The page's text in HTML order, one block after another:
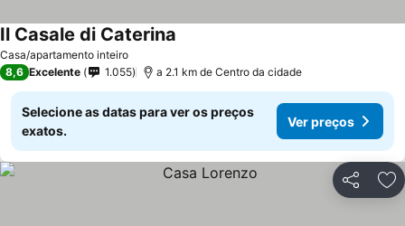
Casa/apartamento inteiro
Il Casale di Caterina
8,6 Excelente 1.055 a 2.1 km de Centro da cidade
Selecione as datas para ver os preços
exatos.
Ver preços
Partilhar